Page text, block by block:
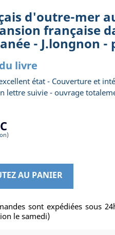
d'outre-mer
française
- J.longnon -
livre
état - Couverture et
lettre suivie - ouvrage
AU PANIER
sont expédiées sous
le samedi)